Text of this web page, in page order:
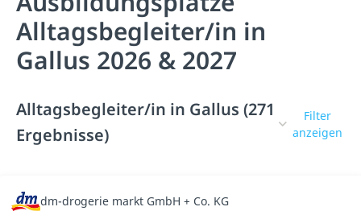
Alltagsbegleiter/in in
Gallus 2026 & 2027
Alltagsbegleiter/in in Gallus (271
Ergebnisse)
Filter
anzeigen
dm-drogerie markt GmbH + Co. KG